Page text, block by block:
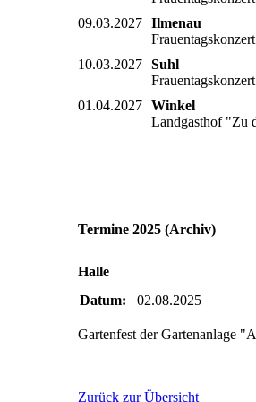
09.03.2027 Ilmenau
10.03.2027 Suhl
01.04.2027 Winkel
Landgasthof "Zu
Termine 2025 (Archiv)
Halle
Datum:
02.08.2025
Gartenfest der Gartenanlage
Zurück zur Übersicht